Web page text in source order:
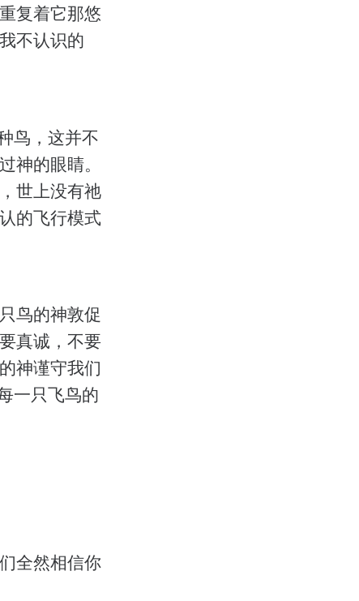
复着它那悠
不认识的
鸟，这并不
神的眼睛。
世上没有祂
的飞行模式
鸟的神敦促
真诚，不要
神谨守我们
一只飞鸟的
全然相信你